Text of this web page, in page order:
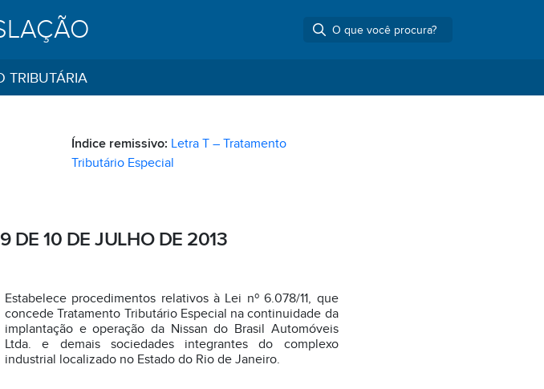
TRIBUTÁRIA
Índice remissivo: Letra T – Tratamento
Tributário Especial
DE 10 DE JULHO DE 2013
Estabelece procedimentos relativos à Lei nº 6.078/11, que
concede Tratamento Tributário Especial na continuidade da
implantação e operação da Nissan do Brasil Automóveis
Ltda. e demais sociedades integrantes do complexo
industrial localizado no Estado do Rio de Janeiro.